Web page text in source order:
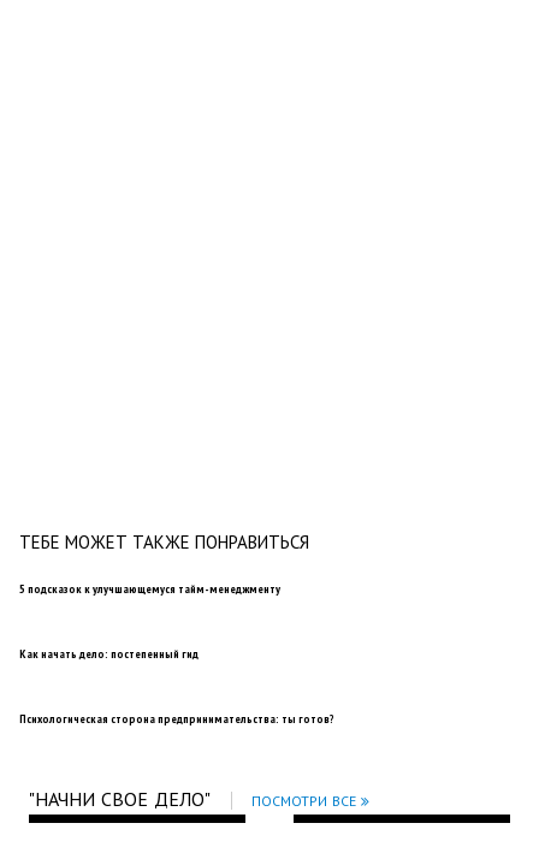
ТЕБЕ МОЖЕТ ТАКЖЕ ПОНРАВИТЬСЯ
5 подсказок к улучшающемуся тайм-менеджменту
Как начать дело: постепенный гид
Психологическая сторона предпринимательства: ты готов?
"НАЧНИ СВОЕ ДЕЛО" ПОСМОТРИ ВСЕ